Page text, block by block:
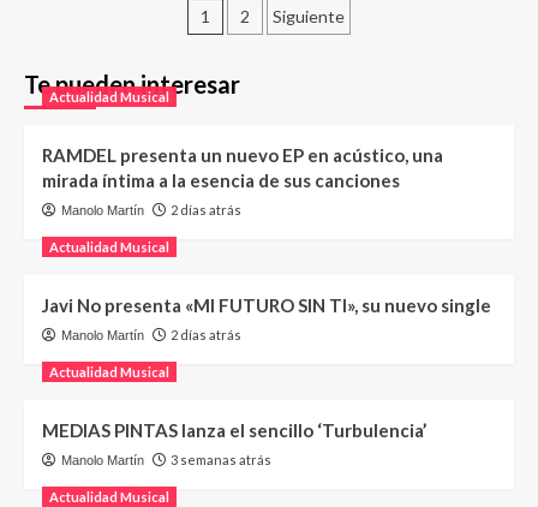
1 2 Siguiente
Te pueden interesar
Actualidad Musical
RAMDEL presenta un nuevo EP en acústico, una
mirada íntima a la esencia de sus canciones
Manolo Martín 2 días atrás
Actualidad Musical
Javi No presenta «MI FUTURO SIN TI», su nuevo single
Manolo Martín 2 días atrás
Actualidad Musical
MEDIAS PINTAS lanza el sencillo ‘Turbulencia’
Manolo Martín 3 semanas atrás
Actualidad Musical